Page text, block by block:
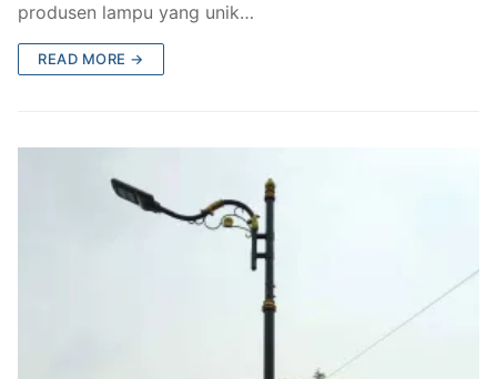
produsen lampu yang unik…
READ MORE →